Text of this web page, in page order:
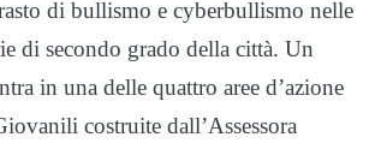
di bullismo e cyberbullismo nelle
di secondo grado della città. Un
in una delle quattro aree d’azione
costruite dall’Assessora